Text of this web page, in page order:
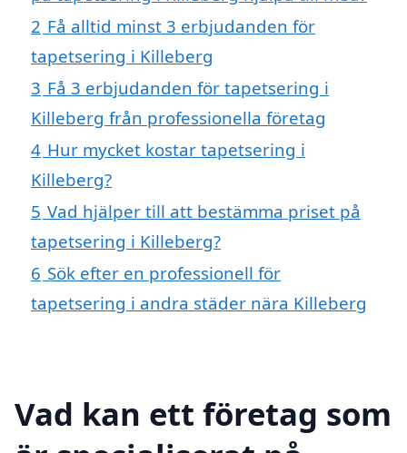
2 Få alltid minst 3 erbjudanden för
tapetsering i Killeberg
3 Få 3 erbjudanden för tapetsering i
Killeberg från professionella företag
4 Hur mycket kostar tapetsering i
Killeberg?
5 Vad hjälper till att bestämma priset på
tapetsering i Killeberg?
6 Sök efter en professionell för
tapetsering i andra städer nära Killeberg
Vad kan ett företag som